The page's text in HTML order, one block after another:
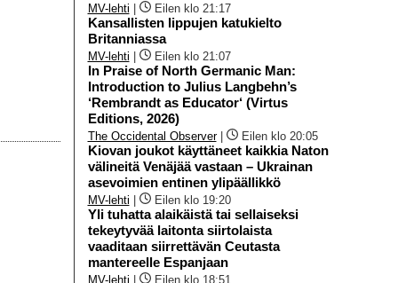
MV-lehti Eilen klo 21:17
Kansallisten lippujen katukielto
Britanniassa
MV-lehti Eilen klo 21:07
In Praise of North Germanic Man:
Introduction to Julius Langbehn’s
‘Rembrandt as Educator‘ (Virtus
Editions, 2026)
The Occidental Observer| Eilen klo 20:05
Kiovan joukot käyttäneet kaikkia Naton
välineitä Venäjää vastaan – Ukrainan
asevoimien entinen ylipäällikkö
MV-lehti Eilen klo 19:20
Yli tuhatta alaikäistä tai sellaiseksi
tekeytyvää laitonta siirtolaista
vaaditaan siirrettävän Ceutasta
mantereelle Espanjaan
MV-lehti Eilen klo 18:51